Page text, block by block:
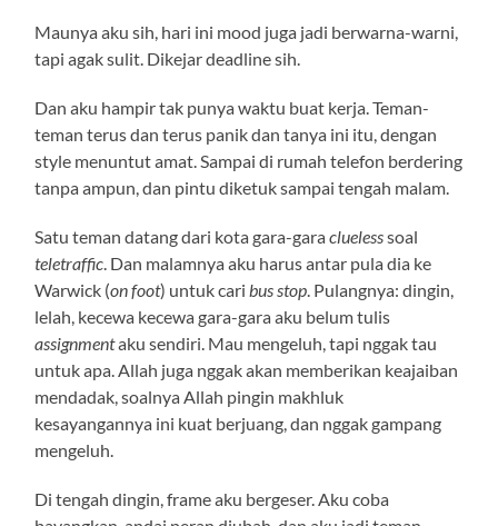
Maunya aku sih, hari ini mood juga jadi berwarna-warni,
tapi agak sulit. Dikejar deadline sih.
Dan aku hampir tak punya waktu buat kerja. Teman-
teman terus dan terus panik dan tanya ini itu, dengan
style menuntut amat. Sampai di rumah telefon berdering
tanpa ampun, dan pintu diketuk sampai tengah malam.
Satu teman datang dari kota gara-garacluelesssoal
teletraffic . Dan malamnya aku harus antar pula dia ke
Warwick (on foot) untuk cari bus stop . Pulangnya: dingin,
lelah, kecewa kecewa gara-gara aku belum tulis
assignmentaku sendiri. Mau mengeluh, tapi nggak tau
untuk apa. Allah juga nggak akan memberikan keajaiban
mendadak, soalnya Allah pingin makhluk
kesayangannya ini kuat berjuang, dan nggak gampang
mengeluh.
Di tengah dingin, frame aku bergeser. Aku coba